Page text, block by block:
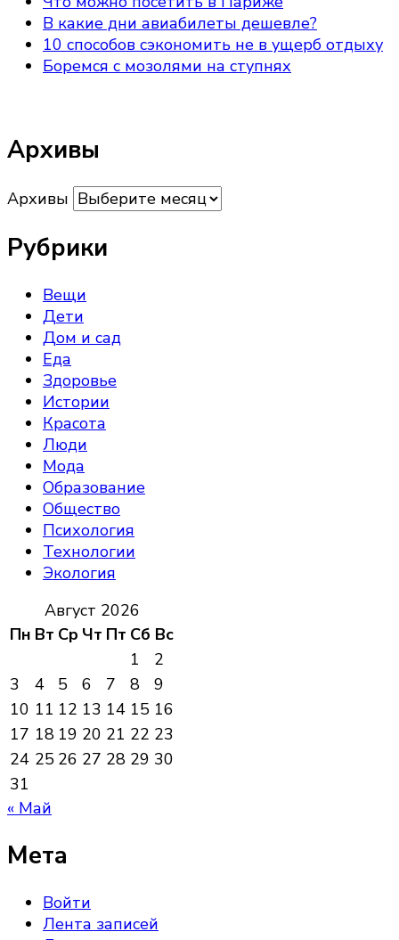
В какие дни авиабилеты дешевле?
10 способов сэкономить не в ущерб отдыху
Боремся с мозолями на ступнях
Архивы
Архивы
Рубрики
Вещи
Дети
Дом и сад
Еда
Здоровье
Истории
Красота
Люди
Мода
Образование
Общество
Психология
Технологии
Экология
Август 2026
Пн Вт Ср Чт Пт Сб Вс
1
2
3
4 5 6 7 8
9
10 11 12 13 14 15 16
17 18 19 20 21 22 23
24 25 26 27 28 29 30
31
« Май
Мета
Войти
Лента записей